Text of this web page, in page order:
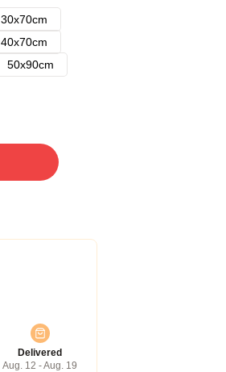
30x70cm
40x70cm
50x90cm
Delivered
Aug. 12 - Aug. 19